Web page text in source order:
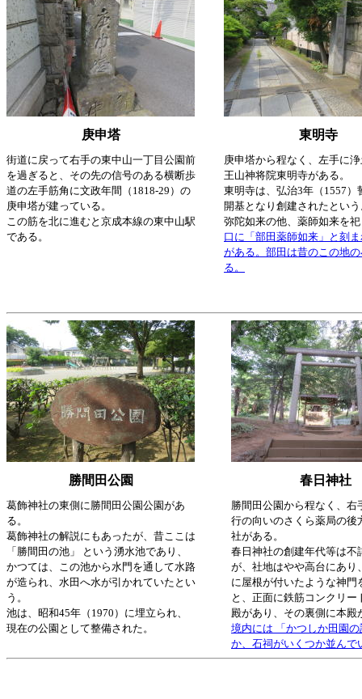
庚申塔 東明寺
街道に戻って右手の東中山一丁目公園前
を過ぎると、その先の信号のある横断歩
道の左手筋角に文政年間（1818-29）の
庚申塔が建っている。
この筋を北に進むと京成本線の東中山駅
である。
庚申塔から程なく、左手に
王山神将院東明寺がある。
東明寺は、弘治3年（1557）
開基となり創建されたとい
弥陀如来の他、薬師如来を
口に「部田薬師如来」と刻
がある。部田は昔のこの地
る。
勝間田公園 春日神社
葛飾神社の東側に勝間田公園公園があ
る。
葛飾神社の解説にもあったが、昔ここは
「勝間田の池」 という湧水池であり、
かつては、この池から水門を通して水路
が造られ、水田へ水が引かれていたとい
う。
池は、昭和45年（1970）に埋立られ、
現在の公園として整備された。
勝間田公園から程なく、右
行の向いのさくら薬局の後
社がある。
春日神社の創建年代等は不
が、社地はやや高台にあり
に屋根が付いたような神門
と、正面に鉄筋コンクリー
殿があり、その裏側に本殿
境内には 「かつしか田園
か、石祠がいくつか並んで